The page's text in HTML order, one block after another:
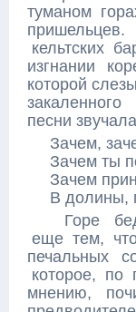
туманом
кельтских
изгнании
которой
песни
Зачем,
Зачем ты
Зачем
В долины,
Горе
еще тем,
печальных
которое,
мнению,